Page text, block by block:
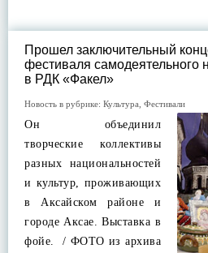
Прошел заключительный
фестиваля самодеятельного
в РДК «Факел»
Новость в рубрике: Культура Фестивали
Он объединил
творческие коллективы
разных национальностей
и культур, проживающих
в Аксайском районе и
городе Аксае. Выставка в
фойе. / ФОТО из архива